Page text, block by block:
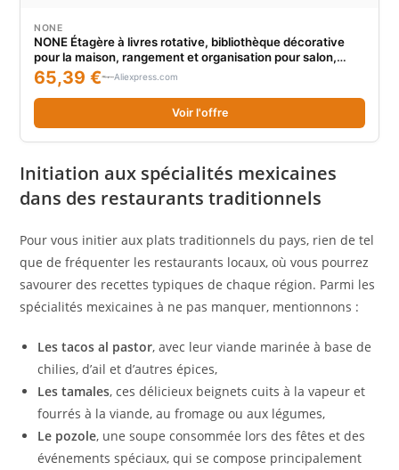
NONE
NONE Étagère à livres rotative, bibliothèque décorative
pour la maison, rangement et organisation pour salon,
chambre, cuisine
65,39 € Aliexpress.com
Voir l'offre
Initiation aux spécialités mexicaines
dans des restaurants traditionnels
Pour vous initier aux plats traditionnels du pays, rien de tel
que de fréquenter les restaurants locaux, où vous pourrez
savourer des recettes typiques de chaque région. Parmi les
spécialités mexicaines à ne pas manquer, mentionnons :
Les tacos al pastor, avec leur viande marinée à base de
chilies, d’ail et d’autres épices,
Les tamales, ces délicieux beignets cuits à la vapeur et
fourrés à la viande, au fromage ou aux légumes,
Le pozole, une soupe consommée lors des fêtes et des
événements spéciaux, qui se compose principalement